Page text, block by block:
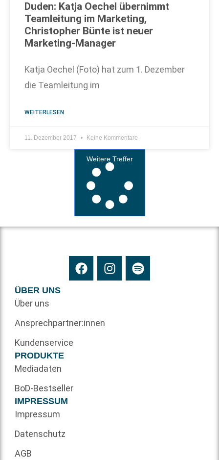
Duden: Katja Oechel übernimmt
Teamleitung im Marketing,
Christopher Bünte ist neuer
Marketing-Manager
Katja Oechel (Foto) hat zum 1. Dezember
die Teamleitung im
WEITERLESEN
11. Dezember 2017 Keine Kommentare
Weitere Treffer
ÜBER UNS
Über uns
Ansprechpartner:innen
Kundenservice
PRODUKTE
Mediadaten
BoD-Bestseller
IMPRESSUM
Impressum
Datenschutz
AGB